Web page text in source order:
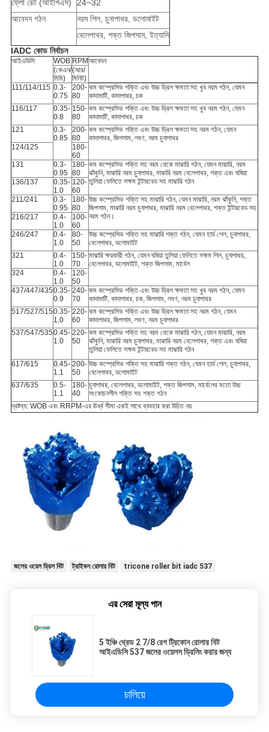
ফ্লো রেট (আইপিএস)
24~32
আবেদন গঠন
নরম শিল, চুনাপাথর, ডলোমাইট
বেলেপাথর, শক্ত জিপসাম, ইত্যাদি
IADC কোড নির্বাচন
আইএডিসি WOB RPM আবেদন
(কেএন/
মিমি)
(আর/
মিনিট)
111/114/115 0.3-
0.75
200-
80
কম কম্প্রেসিভ শক্তি এবং উচ্চ ড্রিল ক্ষমতা সহ খুব নরম গঠন, যেমন
কাদামাটি, কাদাপাথর, চক
116/117
0.35-
0.8
150-
80
কম কম্প্রেসিভ শক্তি এবং উচ্চ ড্রিল ক্ষমতা সহ খুব নরম গঠন, যেমন
কাদামাটি, কাদাপাথর, চক
121
0.3-
0.85
200-
80
কম কম্প্রেসিভ শক্তি এবং উচ্চ ড্রিল ক্ষমতা সহ নরম গঠন, যেমন
কাদাপাথর, জিপসাম, লবণ, নরম চুনাপাথর
124/125
180-
60
131
0.3-
0.95
180-
80
কম কম্প্রেসিভ শক্তি সহ নরম থেকে মাঝারি গঠন, যেমন মাঝারি, নরম
ঝাঁকুনি, মাঝারি নরম চুনাপাথর, মাঝারি নরম বেলেপাথর, শক্ত এবং ঘষিয়া
তুলিয়া ফেলিতে সক্ষম ইন্টারবেড সহ মাঝারি গঠন
136/137
0.35-
1.0
120-
60
211/241
0.3-
0.95
180-
80
উচ্চ কম্প্রেসিভ শক্তি সহ মাঝারি গঠন, যেমন মাঝারি, নরম ঝাঁকুনি, শক্ত
জিপসাম, মাঝারি নরম চুনাপাথর, মাঝারি নরম বেলেপাথর, শক্ত ইন্টারবেড সহ
নরম গঠন।
216/217
0.4-
1.0
100-
60
246/247
0.4-
1.0
80-
50
উচ্চ কম্প্রেসিভ শক্তি সহ মাঝারি শক্ত গঠন, যেমন হার্ড শেল, চুনাপাথর,
বেলেপাথর, ডলোমাইট
321
0.4-
1.0
150-
70
মাঝারি ক্ষয়কারী গঠন, যেমন ঘষিয়া তুলিয়া ফেলিতে সক্ষম শিল, চুনাপাথর,
বেলেপাথর, ডলোমাইট, শক্ত জিপসাম, মার্বেল
324
0.4-
1.0
120-
50
437/447/4350.35-
0.9
240-
70
কম কম্প্রেসিভ শক্তি এবং উচ্চ ড্রিল ক্ষমতা সহ খুব নরম গঠন, যেমন
কাদামাটি, কাদাপাথর, চক, জিপসাম, লবণ, নরম চুনাপাথর
517/527/5150.35-
1.0
220-
60
কম কম্প্রেসিভ শক্তি এবং উচ্চ ড্রিল ক্ষমতা সহ নরম গঠন, যেমন
কাদাপাথর, জিপসাম, লবণ, নরম চুনাপাথর
537/547/5350.45-
1.0
220-
50
কম কম্প্রেসিভ শক্তি সহ নরম থেকে মাঝারি গঠন, যেমন মাঝারি, নরম
ঝাঁকুনি, মাঝারি নরম চুনাপাথর, মাঝারি নরম বেলেপাথর, শক্ত এবং ঘষিয়া
তুলিয়া ফেলিতে সক্ষম ইন্টারবেড সহ মাঝারি গঠন
617/615
0.45-
1.1
200-
50
উচ্চ কম্প্রেসিভ শক্তি সহ মাঝারি শক্ত গঠন, যেমন হার্ড শেল, চুনাপাথর,
বেলেপাথর, ডলোমাইট
637/635
0.5-
1.1
180-
40
চুনাপাথর, বেলেপাথর, ডলোমাইট, শক্ত জিপসাম, মার্বেলের মতো উচ্চ
সংকোচনশীল শক্তি সহ শক্ত গঠন
দ্রষ্টব্য: WOB এবং RRPM-এর ঊর্ধ্ব সীমা একই সাথে ব্যবহার করা উচিত নয়
জলের ওয়েল ড্রিল বিট ট্রাইকন রোলার বিট tricone roller bit iadc 537
এর সেরা মূল্য পান
5 ইঞ্চি থ্রেড 2 7/8 রেগ ট্রিকোন রোলার বিট
আইএডিসি 537 জলের ওয়েলস ড্রিলিং করার জন্য
চালিয়ে